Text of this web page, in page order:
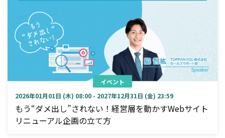
イベント
2026年01月01日 (木) 08:00 - 2027年12月31日 (金) 23:59
もう“ダメ出し”されない！経営層を動かすWebサイト
リニューアル企画の立て方